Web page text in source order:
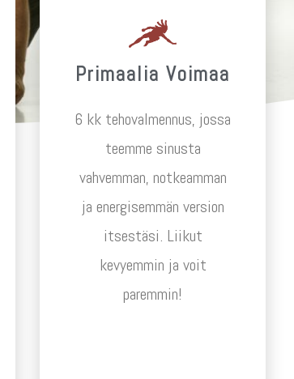
Primaalia Voimaa
6 kk tehovalmennus, jossa
teemme sinusta
vahvemman, notkeamman
ja energisemmän version
itsestäsi. Liikut
kevyemmin ja voit
paremmin!